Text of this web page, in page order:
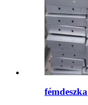
fémdeszka